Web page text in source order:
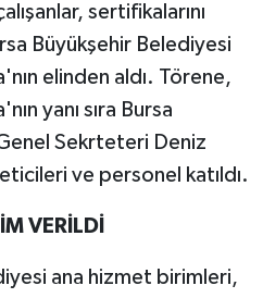
sertifikalarını
Büyükşehir Belediyesi
elinden aldı. Törene,
yanı sıra Bursa
Sekrteteri Deniz
ve personel katıldı.
VERİLDİ
ana hizmet birimleri,